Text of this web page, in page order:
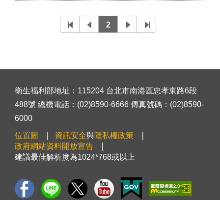
2
衛生福利部地址：115204 台北市南港區忠孝東路6段
488號 總機電話：(02)8590-6666 傳真號碼：(02)8590-
6000
位置圖 資訊安全與隱私權政策
政府網站資料開放宣告
建議最佳解析度為1024*768或以上